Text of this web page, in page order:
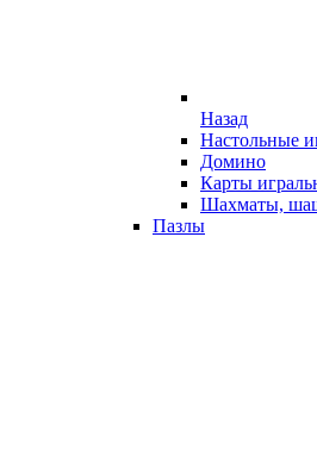
Назад
Настольные
Домино
Карты
Шахматы,
Пазлы